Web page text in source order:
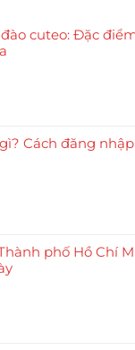
cuteo: Đặc
Cách đăng
phố Hồ Chí